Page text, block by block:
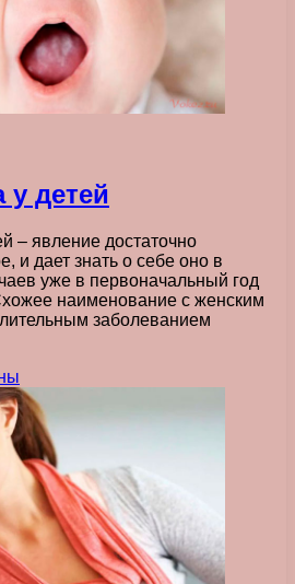
детей
– явление достаточно
и дает знать о себе оно в
уже в первоначальный год
наименование с женским
заболеванием